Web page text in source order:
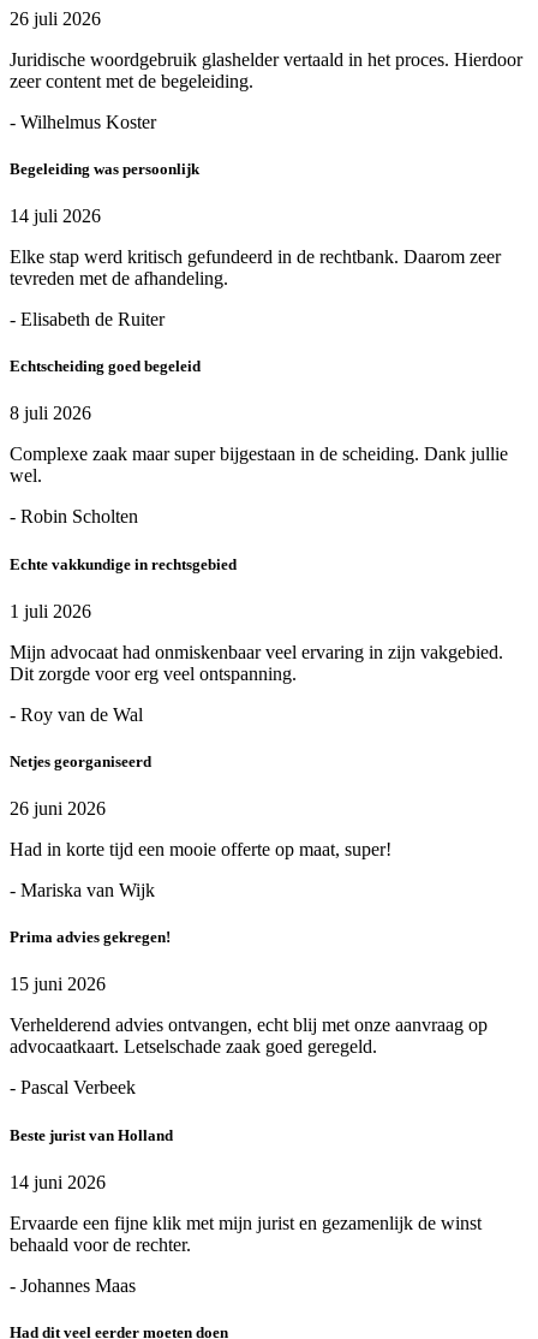
26 juli 2026
Juridische woordgebruik glashelder vertaald in het proces. Hierdoor
zeer content met de begeleiding.
- Wilhelmus Koster
Begeleiding was persoonlijk
14 juli 2026
Elke stap werd kritisch gefundeerd in de rechtbank. Daarom zeer
tevreden met de afhandeling.
- Elisabeth de Ruiter
Echtscheiding goed begeleid
8 juli 2026
Complexe zaak maar super bijgestaan in de scheiding. Dank jullie
wel.
- Robin Scholten
Echte vakkundige in rechtsgebied
1 juli 2026
Mijn advocaat had onmiskenbaar veel ervaring in zijn vakgebied.
Dit zorgde voor erg veel ontspanning.
- Roy van de Wal
Netjes georganiseerd
26 juni 2026
Had in korte tijd een mooie offerte op maat, super!
- Mariska van Wijk
Prima advies gekregen!
15 juni 2026
Verhelderend advies ontvangen, echt blij met onze aanvraag op
advocaatkaart. Letselschade zaak goed geregeld.
- Pascal Verbeek
Beste jurist van Holland
14 juni 2026
Ervaarde een fijne klik met mijn jurist en gezamenlijk de winst
behaald voor de rechter.
- Johannes Maas
Had dit veel eerder moeten doen